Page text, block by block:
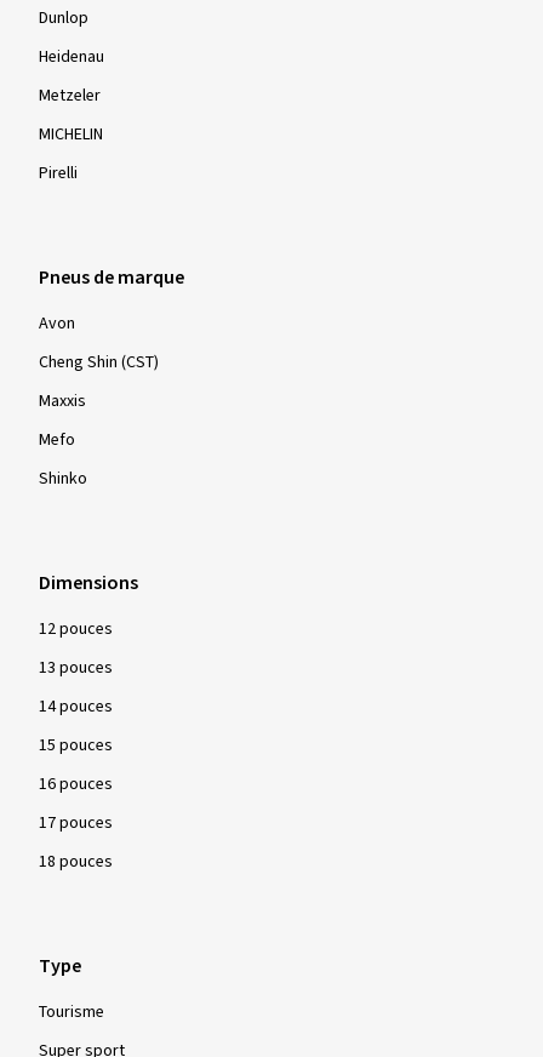
Dunlop
Heidenau
Metzeler
MICHELIN
Pirelli
Pneus de marque
Avon
Cheng Shin (CST)
Maxxis
Mefo
Shinko
Dimensions
12 pouces
13 pouces
14 pouces
15 pouces
16 pouces
17 pouces
18 pouces
Type
Tourisme
Super sport